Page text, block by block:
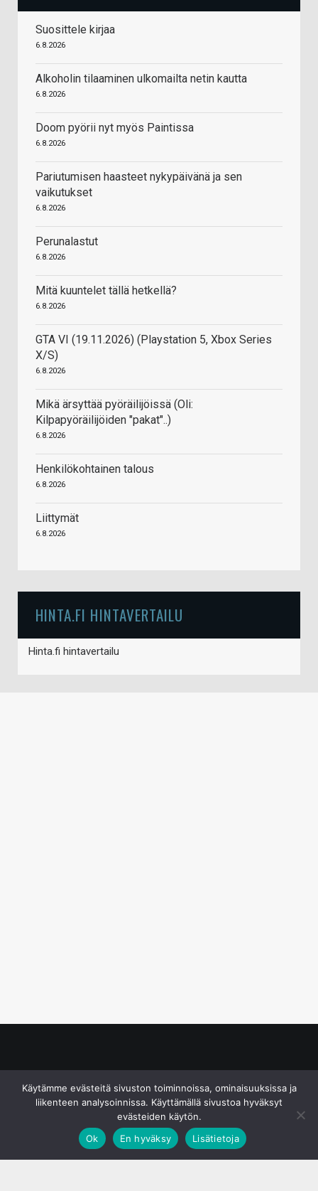
Suosittele kirjaa
6.8.2026
Alkoholin tilaaminen ulkomailta netin kautta
6.8.2026
Doom pyörii nyt myös Paintissa
6.8.2026
Pariutumisen haasteet nykypäivänä ja sen
vaikutukset
6.8.2026
Perunalastut
6.8.2026
Mitä kuuntelet tällä hetkellä?
6.8.2026
GTA VI (19.11.2026) (Playstation 5, Xbox Series
X/S)
6.8.2026
Mikä ärsyttää pyöräilijöissä (Oli:
Kilpapyöräilijöiden "pakat"..)
6.8.2026
Henkilökohtainen talous
6.8.2026
Liittymät
6.8.2026
HINTA.FI HINTAVERTAILU
Hinta.fi hintavertailu
Käytämme evästeitä sivuston toiminnoissa, ominaisuuksissa ja
liikenteen analysoinnissa. Käyttämällä sivustoa hyväksyt
evästeiden käytön.
Ok
En hyväksy Lisätietoja